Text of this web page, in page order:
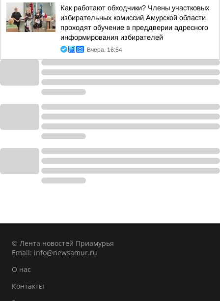
Как работают обходчики? Члены участковых
избирательных комиссий Амурской области
проходят обучение в преддверии адресного
информирования избирателей
Вчера, 16:54
© Лента новостей Приамурья
Email: info@newsamur.ru
О нас
Контакты